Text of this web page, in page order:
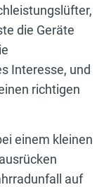
die Geräte
Interesse, und
richtigen
einem kleinen
auf